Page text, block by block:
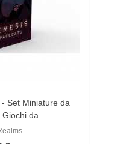
Set Miniature da
da...